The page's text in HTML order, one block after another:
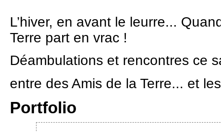
L’hiver, en avant le leurre...
Terre part en vrac !
Déambulations et rencontres ce
entre des Amis de la Terre... et
Portfolio